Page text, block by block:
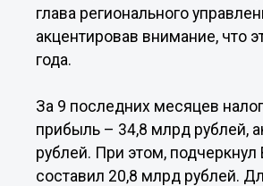
глава регионального
акцентировав внимание, что
года.
За 9 последних месяцев
прибыль – 34,8 млрд рублей,
рублей. При этом,
составил 20,8 млрд рублей.